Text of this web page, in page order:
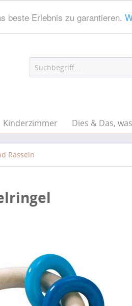
beste Erlebnis zu garantieren.
Kinderzimmer Dies & Das,
Rasseln